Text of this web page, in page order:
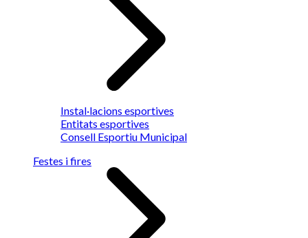
Instal·lacions esportives
Entitats esportives
Consell Esportiu Municipal
Festes i fires